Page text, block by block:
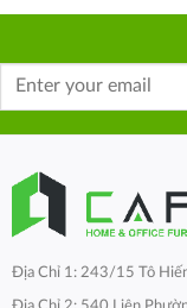
Địa Chỉ 1: 243/15 Tô